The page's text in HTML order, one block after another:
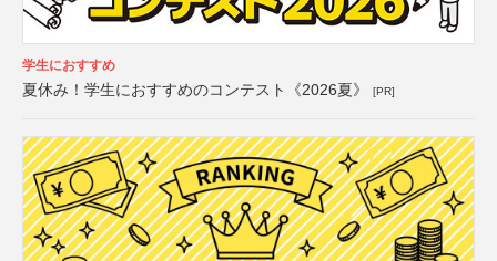
学生におすすめ
夏休み！学生におすすめのコンテスト《2026夏》 [PR]